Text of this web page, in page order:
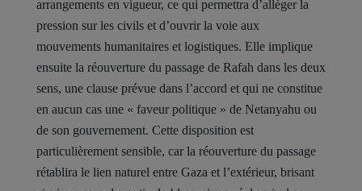
arrangements en vigueur, ce qui permettra d’alléger la
pression sur les civils et d’ouvrir la voie aux
mouvements humanitaires et logistiques. Elle implique
ensuite la réouverture du passage de Rafah dans les deux
sens, une clause prévue dans l’accord et qui ne constitue
en aucun cas une « faveur politique » de Netanyahu ou
de son gouvernement. Cette disposition est
particulièrement sensible, car la réouverture du passage
rétablira le lien naturel entre Gaza et l’extérieur, brisant